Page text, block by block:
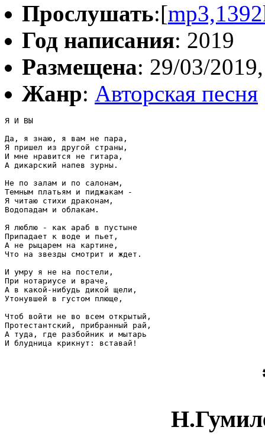
Прослушать:[
Год написания: 2019
Размещена: 29/03/
Жанр: Авторская песня
Я И ВЫ
Да, я знаю, я вам не пара,
Я пришел из другой страны,
И мне нравится не гитара,
А дикарский напев зурны.
Не по залам и по салонам,
Темным платьям и пиджакам -
Я читаю стихи драконам,
Водопадам и облакам.
Я люблю - как араб в пустыне
Припадает к воде и пьет,
А не рыцарем на картине,
Что на звезды смотрит и ждет.
И умру я не на постели,
При нотариусе и враче,
А в какой-нибудь дикой щели,
Утонувшей в густом плюще,
Чтоб войти не во всем открытый,
Протестантский, прибранный рай,
А туда, где разбойник и мытарь